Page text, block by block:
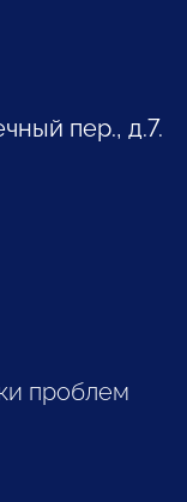
пер., д.7.
проблем